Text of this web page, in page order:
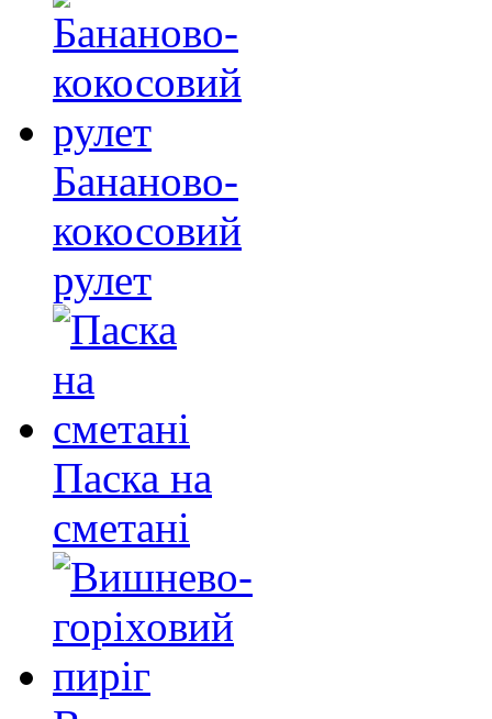
Бананово-
кокосовий
рулет
Паска на
сметані